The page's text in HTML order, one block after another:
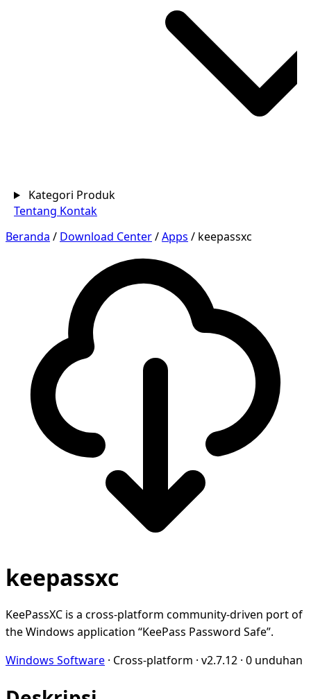
Kategori Produk
Tentang Kontak
Beranda / Download Center/Apps / keepassxc
keepassxc
KeePassXC is a cross-platform community-driven port of
the Windows application “KeePass Password Safe”.
Windows Software · Cross-platform · v2.7.12 · 0 unduhan